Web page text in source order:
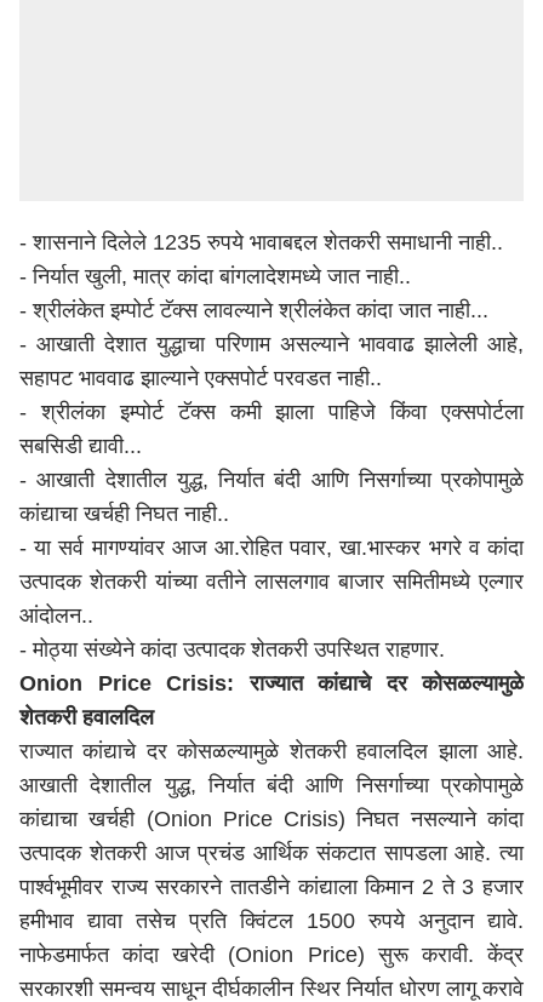
- शासनाने दिलेले 1235 रुपये भावाबद्दल शेतकरी समाधानी नाही..
- निर्यात खुली, मात्र कांदा बांगलादेशमध्ये जात नाही..
- श्रीलंकेत इम्पोर्ट टॅक्स लावल्याने श्रीलंकेत कांदा जात नाही...
- आखाती देशात युद्धाचा परिणाम असल्याने भाववाढ झालेली आहे,
सहापट भाववाढ झाल्याने एक्सपोर्ट परवडत नाही..
- श्रीलंका इम्पोर्ट टॅक्स कमी झाला पाहिजे किंवा एक्सपोर्टला
सबसिडी द्यावी...
- आखाती देशातील युद्ध, निर्यात बंदी आणि निसर्गाच्या प्रकोपामुळे
कांद्याचा खर्चही निघत नाही..
- या सर्व मागण्यांवर आज आ.रोहित पवार, खा.भास्कर भगरे व कांदा
उत्पादक शेतकरी यांच्या वतीने लासलगाव बाजार समितीमध्ये एल्गार
आंदोलन..
- मोठ्या संख्येने कांदा उत्पादक शेतकरी उपस्थित राहणार.
Onion Price Crisis: राज्यात कांद्याचे दर कोसळल्यामुळे
शेतकरी हवालदिल
राज्यात कांद्याचे दर कोसळल्यामुळे शेतकरी हवालदिल झाला आहे.
आखाती देशातील युद्ध, निर्यात बंदी आणि निसर्गाच्या प्रकोपामुळे
कांद्याचा खर्चही (Onion Price Crisis) निघत नसल्याने कांदा
उत्पादक शेतकरी आज प्रचंड आर्थिक संकटात सापडला आहे. त्या
पार्श्वभूमीवर राज्य सरकारने तातडीने कांद्याला किमान 2 ते 3 हजार
हमीभाव द्यावा तसेच प्रति क्विंटल 1500 रुपये अनुदान द्यावे.
नाफेडमार्फत कांदा खरेदी (Onion Price) सुरू करावी. केंद्र
सरकारशी समन्वय साधून दीर्घकालीन स्थिर निर्यात धोरण लागू करावे